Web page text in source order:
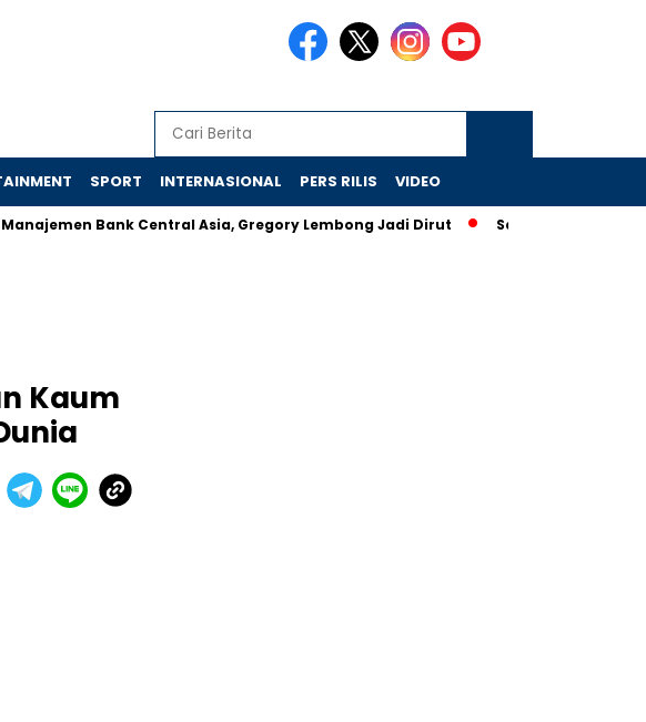
SPORT INTERNASIONAL PERS RILIS VIDEO
Bank Central Asia, Gregory Lembong Jadi Dirut Salah Satu Alasan
Kaum